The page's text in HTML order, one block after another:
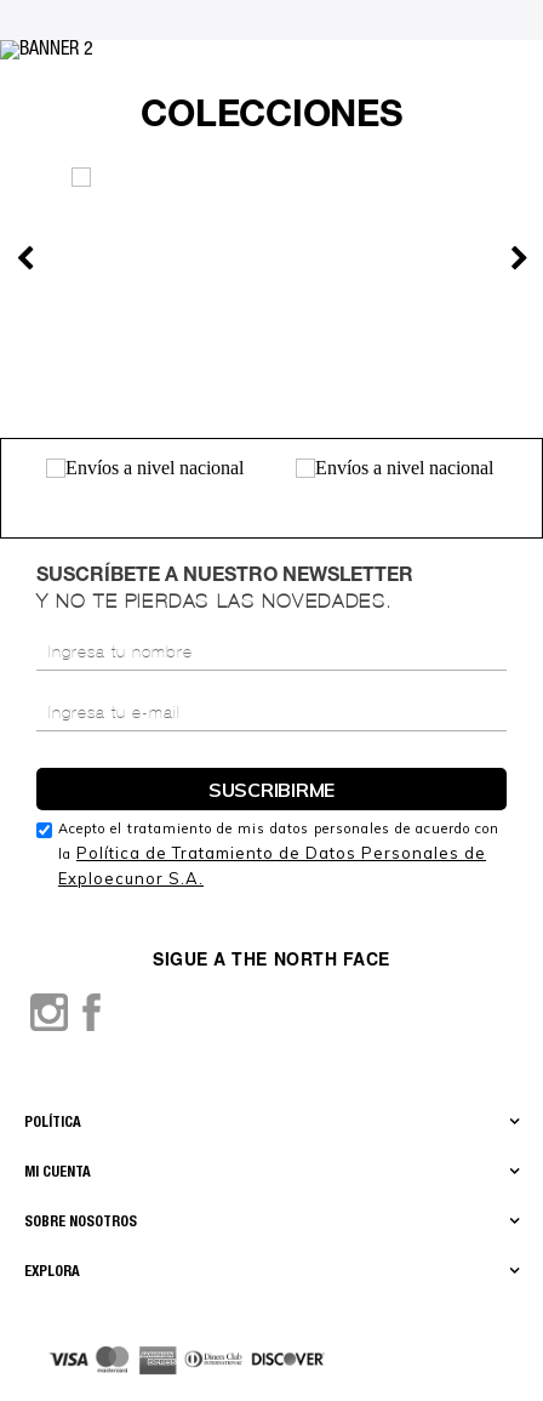
COLECCIONES
EXPLORA
SOBRE NOSOTROS
MI CUENTA
POLÍTICA
SIGUE A THE NORTH FACE
SUSCRÍBETE A NUESTRO NEWSLETTER
Y NO TE PIERDAS LAS NOVEDADES.
Acepto el tratamiento de mis datos personales de acuerdo con
la Política de Tratamiento de Datos Personales de
Exploecunor S.A.